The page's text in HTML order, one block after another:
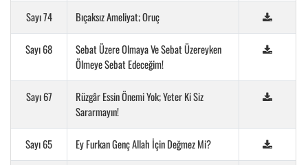
Sayı 74 Bıçaksız Ameliyat; Oruç
Sayı 68
Sebat Üzere Olmaya Ve Sebat Üzereyken
Ölmeye Sebat Edeceğim!
Sayı 67
Rüzgâr Essin Önemi Yok; Yeter Ki Siz
Sararmayın!
Sayı 65 Ey Furkan Genç Allah İçin Değmez Mi?